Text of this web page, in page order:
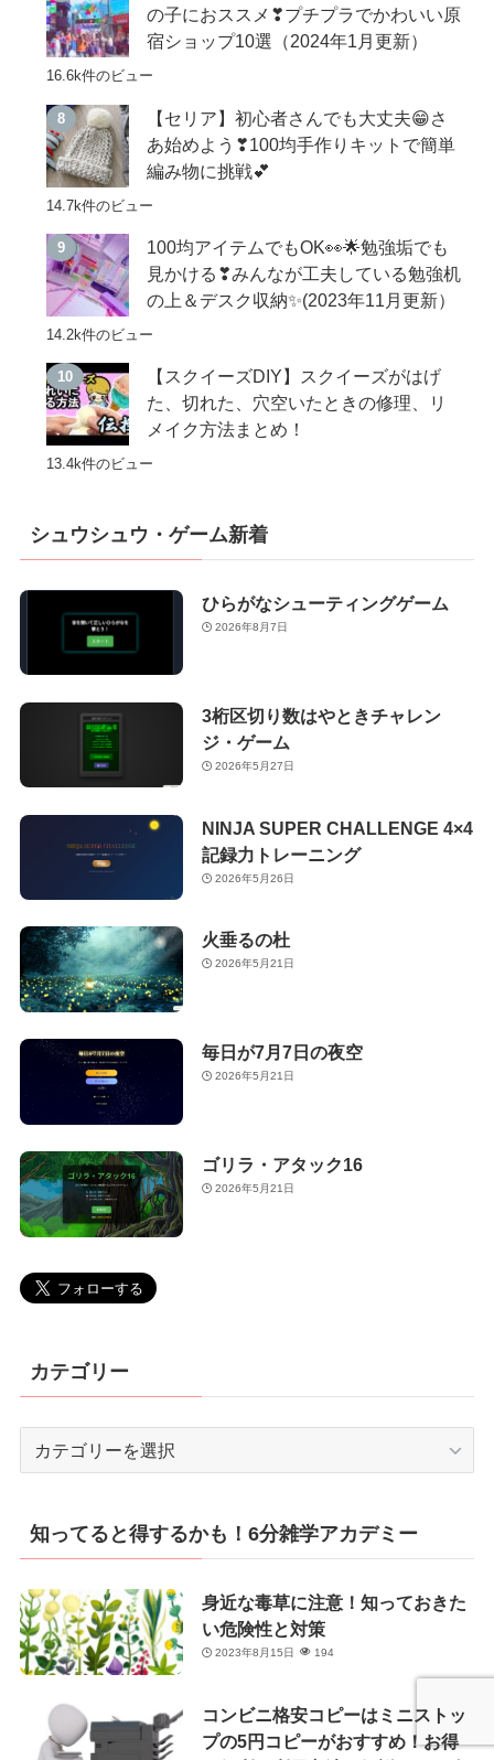
の子におススメ❣プチプラでかわいい原
宿ショップ10選（2024年1月更新）
16.6k件のビュー
【セリア】初心者さんでも大丈夫😁さ
あ始めよう❣100均手作りキットで簡単
編み物に挑戦💕
14.7k件のビュー
100均アイテムでもOK👀🌟勉強垢でも
見かける❣みんなが工夫している勉強机
の上＆デスク収納✨(2023年11月更新）
14.2k件のビュー
【スクイーズDIY】スクイーズがはげ
た、切れた、穴空いたときの修理、リ
メイク方法まとめ！
13.4k件のビュー
シュウシュウ・ゲーム新着
ひらがなシューティングゲーム
2026年8月7日
3桁区切り数はやときチャレン
ジ・ゲーム
2026年5月27日
NINJA SUPER CHALLENGE 4×4
記録力トレーニング
2026年5月26日
火垂るの杜
2026年5月21日
毎日が7月7日の夜空
2026年5月21日
ゴリラ・アタック16
2026年5月21日
カテゴリー
リ
ー
知ってると得するかも！6分雑学アカデミー
身近な毒草に注意！知っておきた
い危険性と対策
2023年8月15日 194
コンビニ格安コピーはミニストッ
プの5円コピーがおすすめ！お得